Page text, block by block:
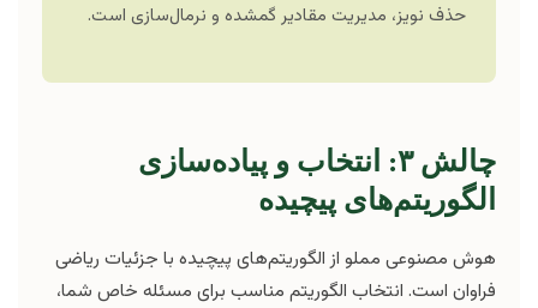
حذف نویز، مدیریت مقادیر گمشده و نرمال‌سازی است.
چالش ۳: انتخاب و پیاده‌سازی
الگوریتم‌های پیچیده
هوش مصنوعی مملو از الگوریتم‌های پیچیده با جزئیات ریاضی
فراوان است. انتخاب الگوریتم مناسب برای مسئله خاص شما،